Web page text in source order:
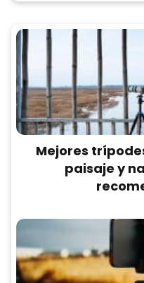
Mejores
paisaje y